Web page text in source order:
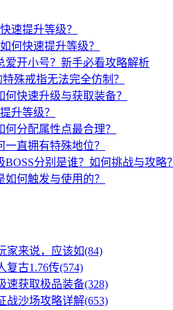
速提升等级？
何快速提升等级？
爱开小号？新手必看攻略解析
殊戒指无法完全仿制？
快速升级与获取装备？
升等级？
分配属性点最合理？
直拥有特殊地位？
分别是谁？如何挑战与攻略？
何触发与使用的？
家来说，应该如(84)
复古1.76传(574)
速获取极品装备(328)
战沙场攻略详解(653)